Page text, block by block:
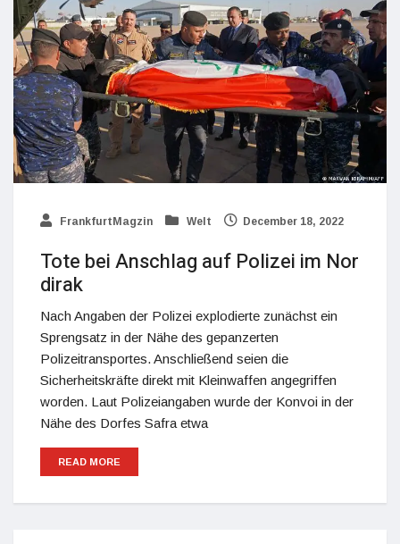
FrankfurtMagzin Welt December 18, 2022
Tote bei Anschlag auf Polizei im Nor
dirak
Nach Angaben der Polizei explodierte zunächst ein
Sprengsatz in der Nähe des gepanzerten
Polizeitransportes. Anschließend seien die
Sicherheitskräfte direkt mit Kleinwaffen angegriffen
worden. Laut Polizeiangaben wurde der Konvoi in der
Nähe des Dorfes Safra etwa
READ MORE